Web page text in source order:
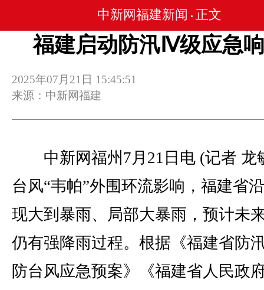
中新网福建新闻 • 正文
福建启动防汛Ⅳ级应急
2025年07月21日 15:45:51
来源：中新网福建
中新网福州7月21日电 (记者 龙
台风“韦帕”外围环流影响，福建省
现大到暴雨、局部大暴雨，预计未
仍有强降雨过程。根据《福建省防
防台风应急预案》《福建省人民政